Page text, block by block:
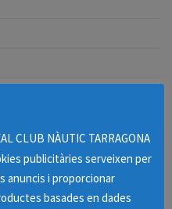
CLUB NÀUTIC TARRAGONA
publicitàries serveixen per
anuncis i proporcionar
basades en dades